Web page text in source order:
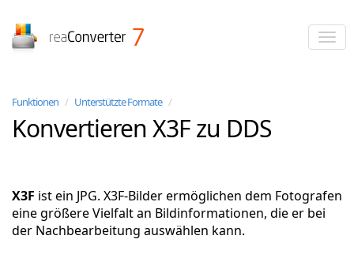
Funktionen / Unterstützte Formate /
Konvertieren X3F zu DDS
X3F ist ein JPG. X3F-Bilder ermöglichen dem Fotografen
eine größere Vielfalt an Bildinformationen, die er bei
der Nachbearbeitung auswählen kann.